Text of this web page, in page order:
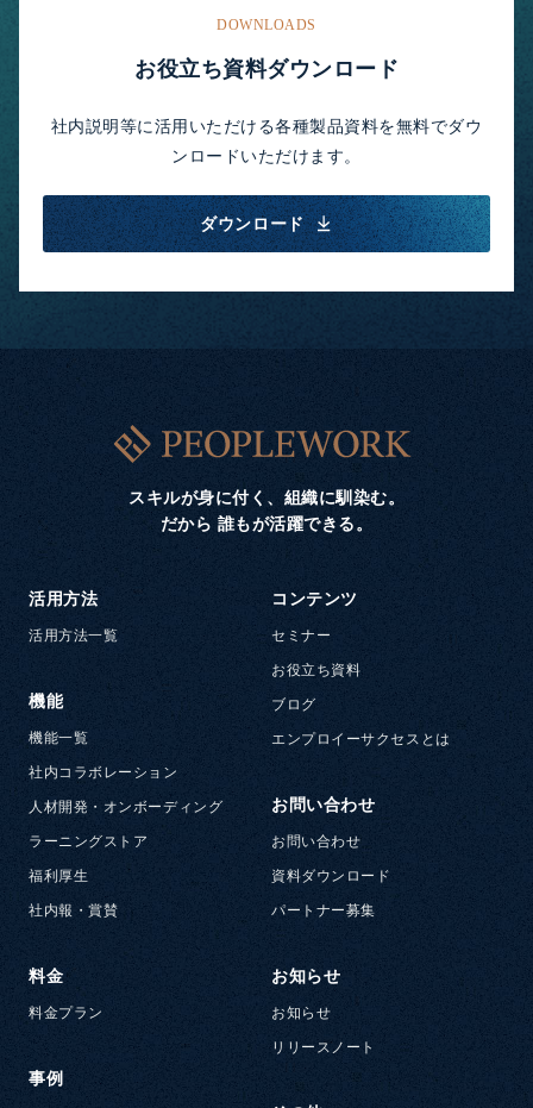
DOWNLOADS
お役立ち資料ダウンロード
社内説明等に活用いただける各種製品資料を無料でダウ
ンロードいただけます。
ダウンロード
スキルが身に付く、組織に馴染む。
だから 誰もが活躍できる。
活用方法
活用方法一覧
機能
機能一覧
社内コラボレーション
人材開発・オンボーディング
ラーニングストア
福利厚生
社内報・賞賛
料金
料金プラン
事例
コンテンツ
セミナー
お役立ち資料
ブログ
エンプロイーサクセスとは
お問い合わせ
お問い合わせ
資料ダウンロード
パートナー募集
お知らせ
お知らせ
リリースノート